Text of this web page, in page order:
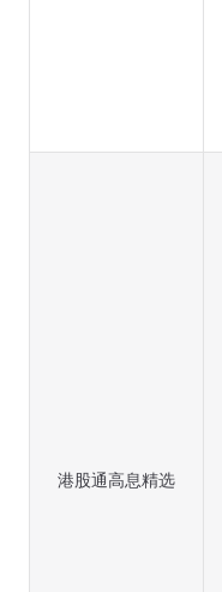
港股通高息精选